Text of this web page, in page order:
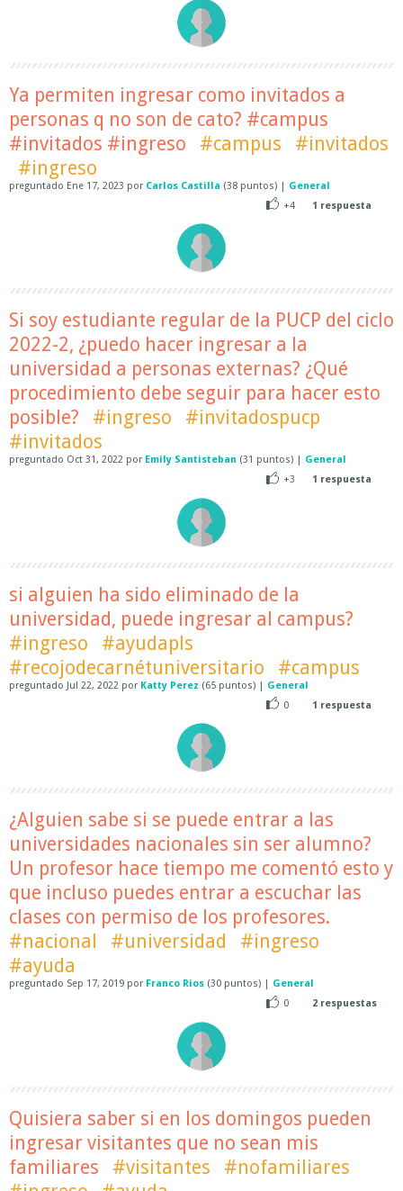
Ya permiten ingresar como invitados a
personas q no son de cato? #campus
#invitados #ingreso
#campus
#invitados
#ingreso
preguntado Ene 17, 2023 por Carlos Castilla (38 puntos) | General
+4
1 respuesta
Si soy estudiante regular de la PUCP del ciclo
2022-2, ¿puedo hacer ingresar a la
universidad a personas externas? ¿Qué
procedimiento debe seguir para hacer esto
posible?
#ingreso
#invitadospucp
#invitados
preguntado Oct 31, 2022 por Emily Santisteban (31 puntos) | General
+3
1 respuesta
si alguien ha sido eliminado de la
universidad, puede ingresar al campus?
#ingreso
#ayudapls
#recojodecarnétuniversitario
#campus
preguntado Jul 22, 2022 por Katty Perez (65 puntos) | General
0
1 respuesta
¿Alguien sabe si se puede entrar a las
universidades nacionales sin ser alumno?
Un profesor hace tiempo me comentó esto y
que incluso puedes entrar a escuchar las
clases con permiso de los profesores.
#nacional
#universidad
#ingreso
#ayuda
preguntado Sep 17, 2019 por Franco Rios (30 puntos) | General
0
2 respuestas
Quisiera saber si en los domingos pueden
ingresar visitantes que no sean mis
familiares
#visitantes
#nofamiliares